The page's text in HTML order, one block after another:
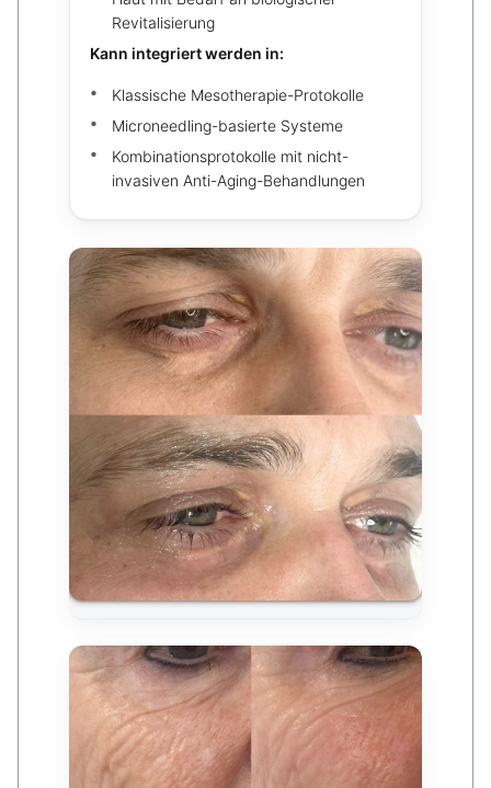
Revitalisierung
Kann integriert werden in:
Klassische Mesotherapie-Protokolle
Microneedling-basierte Systeme
Kombinationsprotokolle mit nicht-
invasiven Anti-Aging-Behandlungen